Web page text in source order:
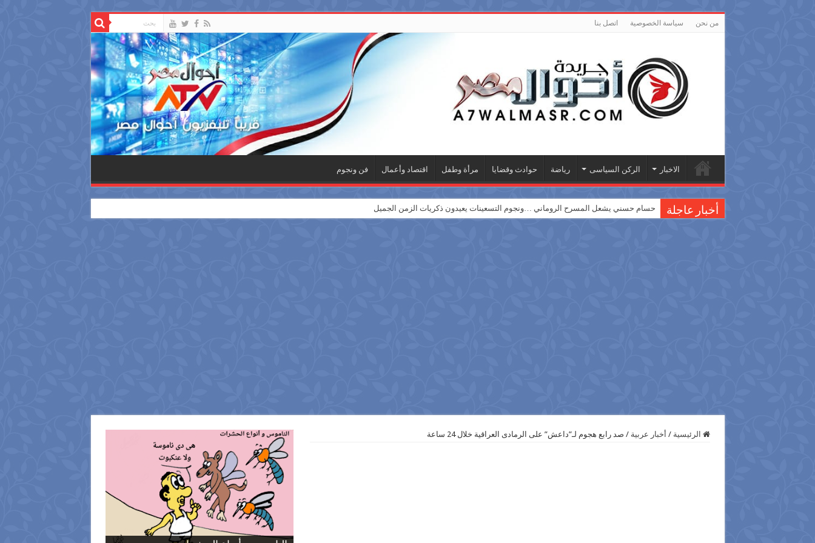
من نحن سياسة الخصوصية اتصل بنا
الاخبار الركن السياسى رياضة حوادث وقضايا مرأة وطفل اقتصاد وأعمال فن ونجوم
أخبار عاجلة حسام حسني يشعل المسرح الروماني …ونجوم التسعينات يعيدون ذكريات الزمن الجميل
الرئيسية / أخبار عربية / صد رابع هجوم لـ”‫‏داعش‬” على الرمادى العراقية خلال 24 ساعة